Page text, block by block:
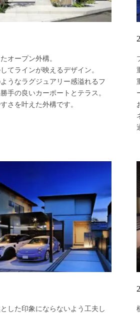
オープン外構。
てラインが映えるデザイン。
うなラグジュアリー感溢れるフ
手の良いカーポートとテラス。
さを叶えた外構です。
した印象にならないよう工夫し